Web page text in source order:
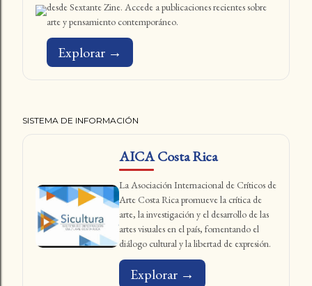
desde Sextante Zine. Accede a publicaciones recientes sobre
arte y pensamiento contemporáneo.
Explorar →
SISTEMA DE INFORMACIÓN
AICA Costa Rica
La Asociación Internacional de Críticos de
Arte Costa Rica promueve la crítica de
arte, la investigación y el desarrollo de las
artes visuales en el país, fomentando el
diálogo cultural y la libertad de expresión.
Explorar →